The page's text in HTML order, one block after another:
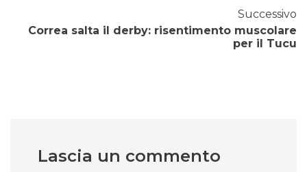
Successivo
Correa salta il derby: risentimento muscolare
per il Tucu
Lascia un commento